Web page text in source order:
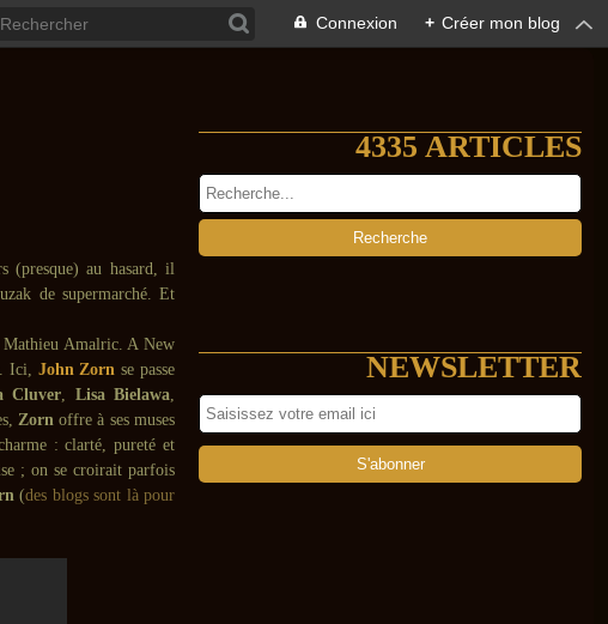
Connexion + Créer mon blog
(presque) au hasard, il
de supermarché. Et
Mathieu Amalric. A New
Ici, John Zorn se passe
Cluver, Lisa Bielawa,
Zorn offre à ses muses
: clarté, pureté et
; on se croirait parfois
(des blogs sont là pour
4335 ARTICLES
NEWSLETTER